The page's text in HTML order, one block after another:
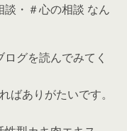
談・＃心の相談 なん
グを読んでみてく
ばありがたいです。